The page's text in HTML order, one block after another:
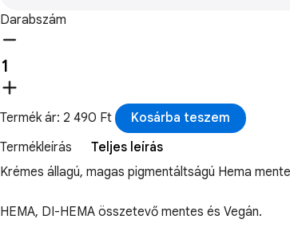
Darabszám
Termék ár: 2 490 Ft
Kosárba teszem
Termékleírás
Teljes leírás
Krémes állagú, magas pigmentáltságú Hema
HEMA, DI-HEMA összetevő mentes és Vegán.